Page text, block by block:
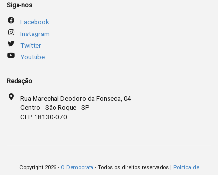
Siga-nos
Facebook
Instagram
Twitter
Youtube
Redação
Rua Marechal Deodoro da Fonseca, 04
Centro - São Roque - SP
CEP 18130-070
Copyright 2026 - O Democrata - Todos os direitos reservados | Política de